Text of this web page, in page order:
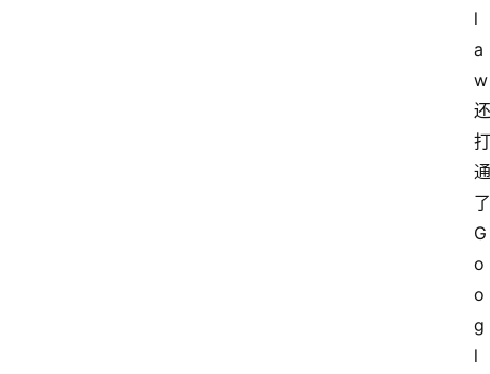
l
a
w
还
打
通
了
G
o
o
g
l